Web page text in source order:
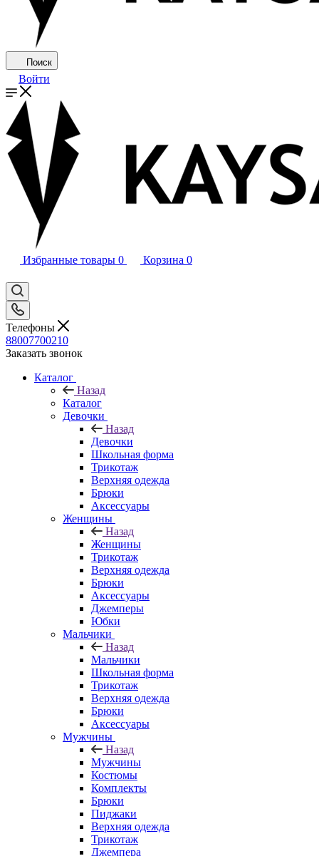
Поиск
Войти
Избранные товары 0 Корзина 0
Телефоны
88007700210
Заказать звонок
Каталог
Назад
Каталог
Девочки
Назад
Девочки
Школьная форма
Трикотаж
Верхняя одежда
Брюки
Аксессуары
Женщины
Назад
Женщины
Трикотаж
Верхняя одежда
Брюки
Аксессуары
Джемперы
Юбки
Мальчики
Назад
Мальчики
Школьная форма
Трикотаж
Верхняя одежда
Брюки
Аксессуары
Мужчины
Назад
Мужчины
Костюмы
Комплекты
Брюки
Пиджаки
Верхняя одежда
Трикотаж
Джемпера